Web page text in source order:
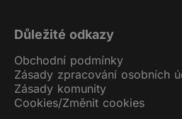
Důležité odkazy
Obchodní podmínky
Zásady zpracování osobních
Zásady komunity
Cookies/Změnit cookies